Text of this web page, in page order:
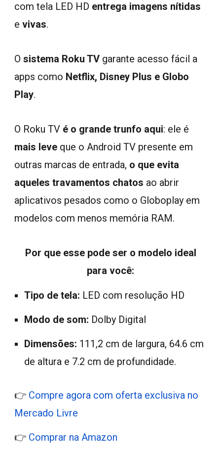
com tela LED HD entrega imagens nítidas
evivas.
Osistema Roku TV garante acesso fácil a
apps como Netflix, Disney Plus e Globo
Play.
O Roku TV é o grande trunfo aqui: ele é
mais leve que o Android TV presente em
outras marcas de entrada, o que evita
aqueles travamentos chatos ao abrir
aplicativos pesados como o Globoplay em
modelos com menos memória RAM.
Por que esse pode ser o modelo ideal
para você:
Tipo de tela: LED com resolução HD
Modo de som: Dolby Digital
Dimensões: 111,2 cm de largura, 64.6 cm
de altura e 7.2 cm de profundidade.
👉 Compre agora com oferta exclusiva no
Mercado Livre
👉 Comprar na Amazon